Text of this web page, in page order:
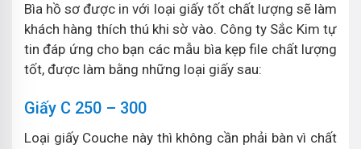
Bìa hồ sơ được in với loại giấy tốt chất lượng sẽ làm
khách hàng thích thú khi sờ vào. Công ty Sắc Kim tự
tin đáp ứng cho bạn các mẫu bìa kẹp file chất lượng
tốt, được làm bằng những loại giấy sau:
Giấy C 250 – 300
Loại giấy Couche này thì không cần phải bàn vì chất